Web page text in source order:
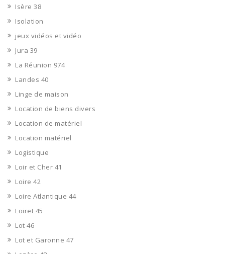
Isère 38
Isolation
jeux vidéos et vidéo
Jura 39
La Réunion 974
Landes 40
Linge de maison
Location de biens divers
Location de matériel
Location matériel
Logistique
Loir et Cher 41
Loire 42
Loire Atlantique 44
Loiret 45
Lot 46
Lot et Garonne 47